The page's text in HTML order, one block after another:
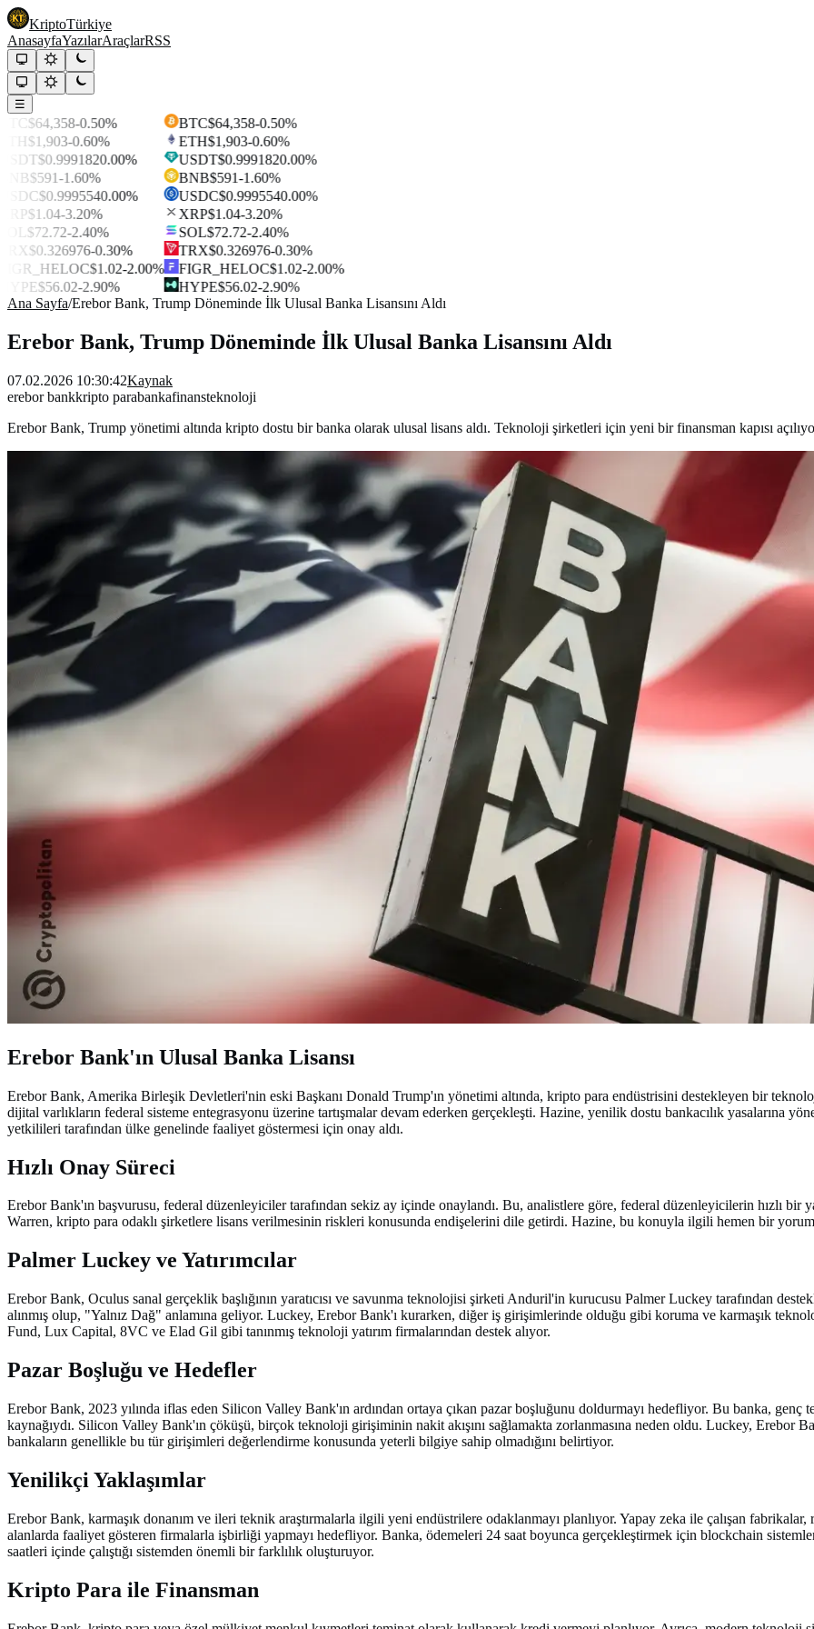
KriptoTürkiye
AnasayfaYazılarAraçlarRSS
☰
$64,358-0.50%
$1,903-0.60%
$0.9991820.00%
$591-1.60%
$0.9995540.00%
$1.04-3.20%
$72.72-2.40%
$0.326976-0.30%
$1.02-2.00%
$56.02-2.90%
BTC$64,358-0.50%
ETH$1,903-0.60%
USDT$0.9991820.00%
BNB$591-1.60%
USDC$0.9995540.00%
XRP$1.04-3.20%
SOL$72.72-2.40%
TRX$0.326976-0.30%
FIGR_HELOC$1.02-2.00%
HYPE$56.02-2.90%
Ana Sayfa/Erebor Bank, Trump Döneminde İlk Ulusal Banka Lisansını Aldı
Erebor Bank, Trump Döneminde İlk Ulusal Banka Lisansını Aldı
07.02.2026 10:30:42Kaynak
erebor bankkripto parabankafinansteknoloji
Erebor Bank, Trump yönetimi altında kripto dostu bir banka olarak ulusal lisans aldı. Teknoloji şirketleri için yeni bir finansman kapısı
Erebor Bank'ın Ulusal Banka Lisansı
Erebor Bank, Amerika Birleşik Devletleri'nin eski Başkanı Donald Trump'ın yönetimi altında, kripto para endüstrisini destekleyen bir
dijital varlıkların federal sisteme entegrasyonu üzerine tartışmalar devam ederken gerçekleşti. Hazine, yenilik dostu bankacılık yasalarına
yetkilileri tarafından ülke genelinde faaliyet göstermesi için onay aldı.
Hızlı Onay Süreci
Erebor Bank'ın başvurusu, federal düzenleyiciler tarafından sekiz ay içinde onaylandı. Bu, analistlere göre, federal düzenleyicilerin hızlı
Warren, kripto para odaklı şirketlere lisans verilmesinin riskleri konusunda endişelerini dile getirdi. Hazine, bu konuyla ilgili hemen bir
Palmer Luckey ve Yatırımcılar
Erebor Bank, Oculus sanal gerçeklik başlığının yaratıcısı ve savunma teknolojisi şirketi Anduril'in kurucusu Palmer Luckey tarafından
alınmış olup, "Yalnız Dağ" anlamına geliyor. Luckey, Erebor Bank'ı kurarken, diğer iş girişimlerinde olduğu gibi koruma ve karmaşık
Fund, Lux Capital, 8VC ve Elad Gil gibi tanınmış teknoloji yatırım firmalarından destek alıyor.
Pazar Boşluğu ve Hedefler
Erebor Bank, 2023 yılında iflas eden Silicon Valley Bank'ın ardından ortaya çıkan pazar boşluğunu doldurmayı hedefliyor. Bu banka,
kaynağıydı. Silicon Valley Bank'ın çöküşü, birçok teknoloji girişiminin nakit akışını sağlamakta zorlanmasına neden oldu. Luckey, Erebor
bankaların genellikle bu tür girişimleri değerlendirme konusunda yeterli bilgiye sahip olmadığını belirtiyor.
Yenilikçi Yaklaşımlar
Erebor Bank, karmaşık donanım ve ileri teknik araştırmalarla ilgili yeni endüstrilere odaklanmayı planlıyor. Yapay zeka ile çalışan
alanlarda faaliyet gösteren firmalarla işbirliği yapmayı hedefliyor. Banka, ödemeleri 24 saat boyunca gerçekleştirmek için blockchain
saatleri içinde çalıştığı sistemden önemli bir farklılık oluşturuyor.
Kripto Para ile Finansman